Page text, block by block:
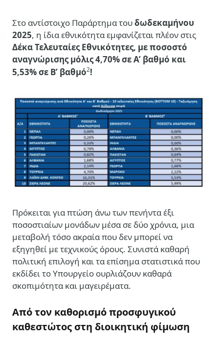
Στο αντίστοιχο Παράρτημα τουδωδεκαμήνου
2025, η ίδια εθνικότητα εμφανίζεται πλέον στις
Δέκα Τελευταίες Εθνικότητες, με ποσοστό
αναγνώρισης μόλις 4,70% σε Α’ βαθμό και
5,53% σε Β’ βαθμό2!
Πρόκειται για πτώση άνω των πενήντα έξι
ποσοστιαίων μονάδων μέσα σε δύο χρόνια, μια
μεταβολή τόσο ακραία που δεν μπορεί να
εξηγηθεί με τεχνικούς όρους. Συνιστά καθαρή
πολιτική επιλογή και τα επίσημα στατιστικά που
εκδίδει το Υπουργείο ουρλιάζουν καθαρά
σκοπιμότητα και μαγειρέματα.
Από τον καθορισμό προσφυγικού
καθεστώτος στη διοικητική φίμωση